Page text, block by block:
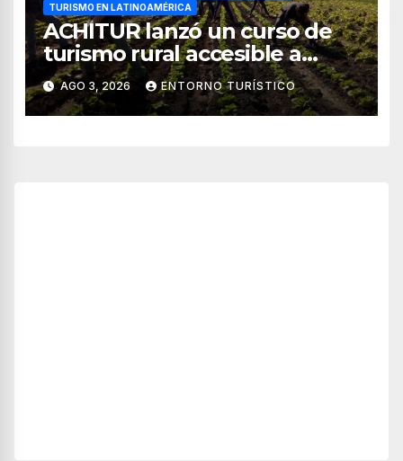
TURISMO EN LATINOAMÉRICA
ACHITUR lanzó un curso de
turismo rural accesible a
través de WhatsApp
AGO 3, 2026 ENTORNO TURÍSTICO